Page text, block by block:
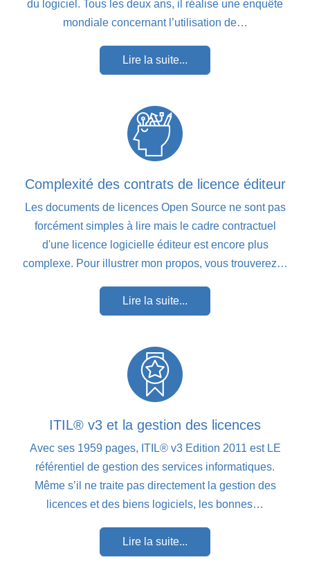
du logiciel. Tous les deux ans, il réalise une enquête
mondiale concernant l’utilisation de…
Lire la suite...
Complexité des contrats de licence éditeur
Les documents de licences Open Source ne sont pas
forcément simples à lire mais le cadre contractuel
d'une licence logicielle éditeur est encore plus
complexe. Pour illustrer mon propos, vous trouverez…
Lire la suite...
ITIL® v3 et la gestion des licences
Avec ses 1959 pages, ITIL® v3 Edition 2011 est LE
référentiel de gestion des services informatiques.
Même s’il ne traite pas directement la gestion des
licences et des biens logiciels, les bonnes…
Lire la suite...